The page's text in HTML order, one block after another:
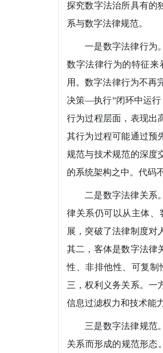
探究数字法治所具有的
系与数字法律规范。
一是数字法律行为
数字法律行为的特征
用。数字法律行为不再
决策—执行”闭环中运行
行为过程层面，表现出
其行为过程可能通过预
规范与技术规范的深度
的系统架构之中。代码
二是数字法律关系
律关系仍可以从主体、
展，突破了法律制度对
其二，客体是数字法律
性、非排他性、可复
三，权利义务关系。一
信息过滤权力和技术能
三是数字法律规范
关系而形成的规范形态